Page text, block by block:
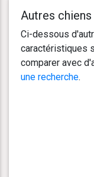
Autres chiens
Ci-dessous
caractéristiques
comparer avec
une recherche.